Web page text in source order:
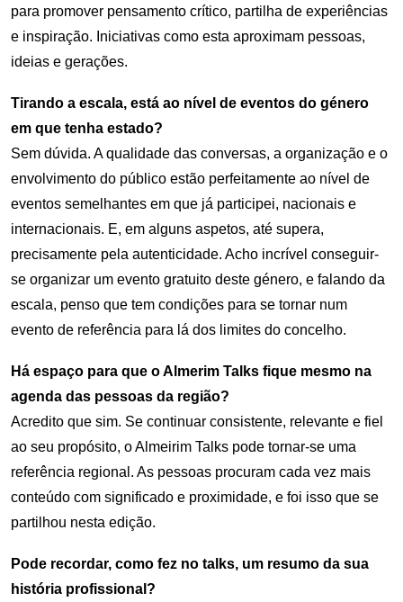
para promover pensamento crítico, partilha de experiências
e inspiração. Iniciativas como esta aproximam pessoas,
ideias e gerações.
Tirando a escala, está ao nível de eventos do género
em que tenha estado?
Sem dúvida. A qualidade das conversas, a organização e o
envolvimento do público estão perfeitamente ao nível de
eventos semelhantes em que já participei, nacionais e
internacionais. E, em alguns aspetos, até supera,
precisamente pela autenticidade. Acho incrível conseguir-
se organizar um evento gratuito deste género, e falando da
escala, penso que tem condições para se tornar num
evento de referência para lá dos limites do concelho.
Há espaço para que o Almerim Talks fique mesmo na
agenda das pessoas da região?
Acredito que sim. Se continuar consistente, relevante e fiel
ao seu propósito, o Almeirim Talks pode tornar‑se uma
referência regional. As pessoas procuram cada vez mais
conteúdo com significado e proximidade, e foi isso que se
partilhou nesta edição.
Pode recordar, como fez no talks, um resumo da sua
história profissional?